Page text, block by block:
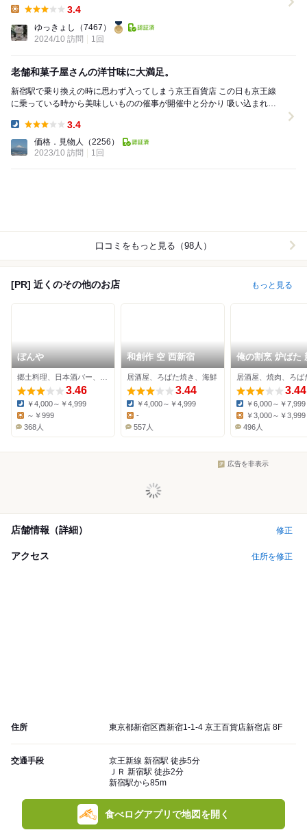
3.4
ゆっきょし
（7467）
2024/10 訪問
1回
老舗和菓子屋さんの洋甘味に大満足。
新宿駅で乗り換えの時に思わず入ってしまう京王百貨店 この日も京王線
に乗っている時から美味しいものの催事が開催中と分かり 吸い込まれる
3.4
価格．見物人
（2256）
2023/10 訪問
1回
口コミをもっと見る（98人）
[PR] 近くのその他のお店 もっと見る
ぼんや
3.46
Dinner:
￥4,000～￥4,999
～￥999
368人
和創作 空 西新宿
居酒屋、ろばた焼き、海鮮
3.44
Dinner:
￥4,000～￥4,999
-
557人
俺の割烹 炉ばた
居酒屋、焼肉、ろば
3.44
Dinner:
￥6,000～￥7,999
￥3,000～￥3,999
496人
広告を非表示
店舗情報（詳細） 修正
アクセス 住所を修正
住所 東京都新宿区西新宿1-1-4 京王百貨店新宿店 8F
交通手段
京王新線 新宿駅 徒歩5分
ＪＲ 新宿駅 徒歩2分
新宿駅から85m
食べログアプリで地図を開く